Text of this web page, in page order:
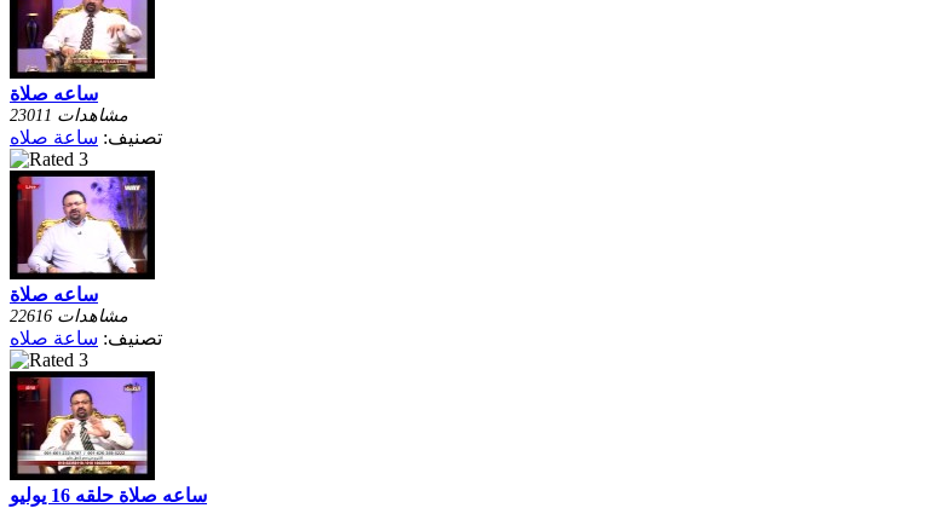
ساعه صلاة
23011 مشاهدات
تصنيف: ساعة صلاه
ساعه صلاة
22616 مشاهدات
تصنيف: ساعة صلاه
ساعه صلاة حلقه 16 يوليو